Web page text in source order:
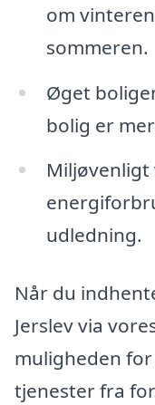
om
sommeren.
Øget
bolig er
Miljøvenligt
udledning.
Når du
Jerslev via
muligheden
tjenester fra